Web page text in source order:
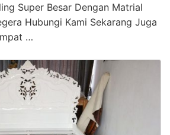
Super Besar Dengan Matrial
Hubungi Kami Sekarang Juga
…